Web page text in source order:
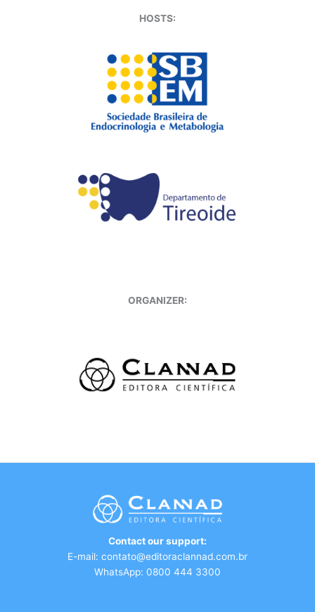
HOSTS:
ORGANIZER:
Contact our support:
E-mail: contato@editoraclannad.com.br
WhatsApp: 0800 444 3300